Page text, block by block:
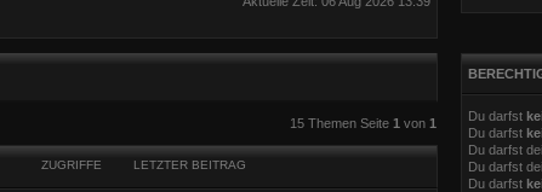
15 Themen Seite 1 von 1
ZUGRIFFE LETZTER BEITRAG
Du darfst
Du darfst
Du darfst
Du darfst
Du darfst